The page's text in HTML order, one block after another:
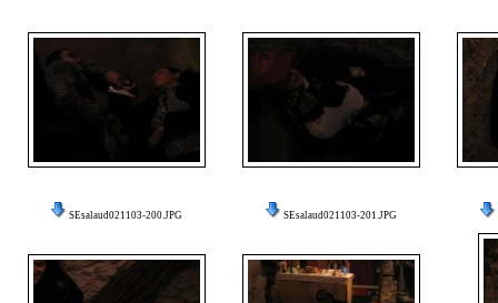
SEsalaud021103-200.JPG SEsalaud021103-201.JPG